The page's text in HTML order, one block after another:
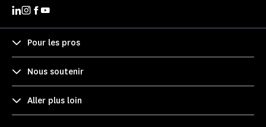
Pour les pros
Nous soutenir
Aller plus loin